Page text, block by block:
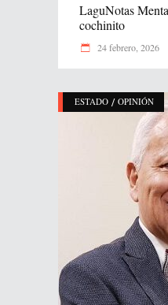
LaguNotas
cochinito
24 febrero, 2026
ESTADO / OPINIÓN